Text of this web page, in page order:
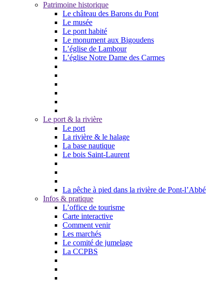
Patrimoine historique
Le château des Barons du Pont
Le musée
Le pont habité
Le monument aux Bigoudens
L’église de Lambour
L’église Notre Dame des Carmes
Le port & la rivière
Le port
La rivière & le halage
La base nautique
Le bois Saint-Laurent
La pêche à pied dans la rivière de Pont-l’Abbé
Infos & pratique
L’office de tourisme
Carte interactive
Comment venir
Les marchés
Le comité de jumelage
La CCPBS